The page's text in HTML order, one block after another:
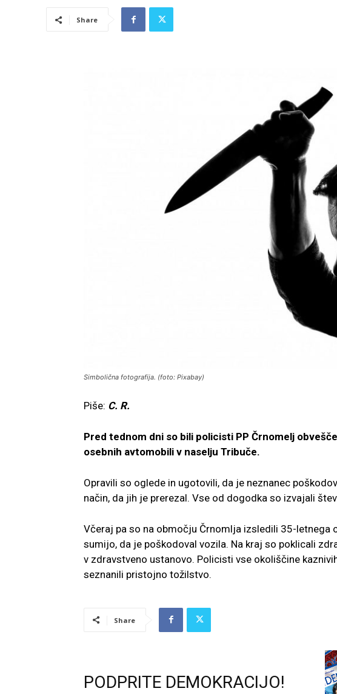
Share
Simbolična fotografija. (foto: Pixabay)
Piše: C. R.
Pred tednom dni so bili policisti PP Črnomelj
osebnih avtomobili v naselju Tribuče.
Opravili so oglede in ugotovili, da je neznanec
način, da jih je prerezal. Vse od dogodka so izvajali
Včeraj pa so na območju Črnomlja izsledili 35-letnega
sumijo, da je poškodoval vozila. Na kraj so poklicali
v zdravstveno ustanovo. Policisti vse okoliščine
seznanili pristojno tožilstvo.
Share
PODPRITE DEMOKRACIJO!